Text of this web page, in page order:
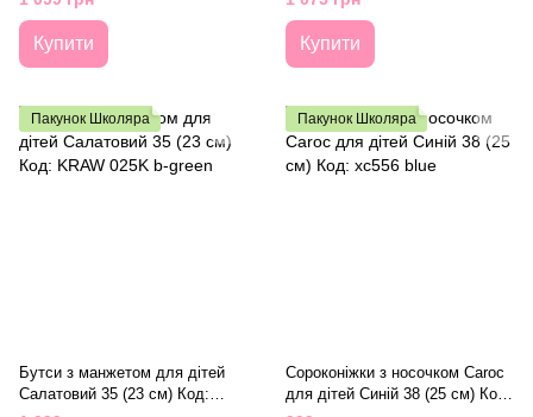
Купити Купити
Пакунок Школяра
Бутси з манжетом для дітей
Салатовий 35 (23 см) Код:
Пакунок Школяра
Сороконіжки з носочком Caroc
для дітей Синій 38 (25 см) Код: